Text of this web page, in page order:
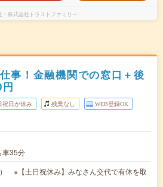
株式会社トラストファミリー
事！金融機関での窓口＋後
祝日が休み 残業なし WEB登録OK
車35分
※【土日祝休み】みなさん交代で有休を取